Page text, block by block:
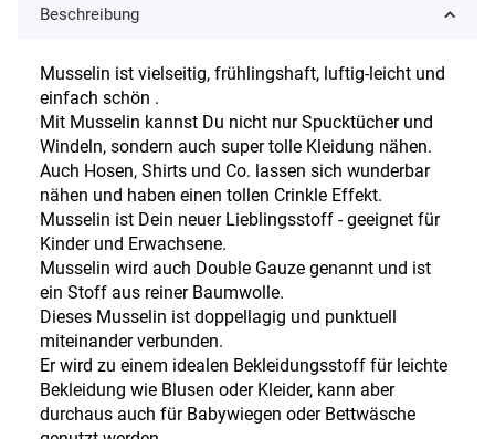
Beschreibung
Musselin ist vielseitig, frühlingshaft, luftig-leicht und
einfach schön .
Mit Musselin kannst Du nicht nur Spucktücher und
Windeln, sondern auch super tolle Kleidung nähen.
Auch Hosen, Shirts und Co. lassen sich wunderbar
nähen und haben einen tollen Crinkle Effekt.
Musselin ist Dein neuer Lieblingsstoff - geeignet für
Kinder und Erwachsene.
Musselin wird auch Double Gauze genannt und ist
ein Stoff aus reiner Baumwolle.
Dieses Musselin ist doppellagig und punktuell
miteinander verbunden.
Er wird zu einem idealen Bekleidungsstoff für leichte
Bekleidung wie Blusen oder Kleider, kann aber
durchaus auch für Babywiegen oder Bettwäsche